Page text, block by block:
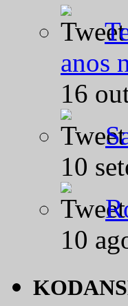
anos
16
10
10